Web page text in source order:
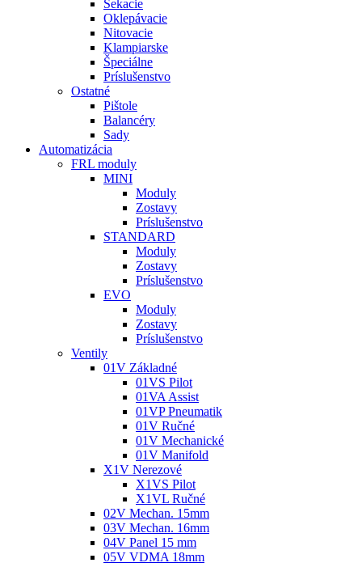
Sekacie
Oklepávacie
Nitovacie
Klampiarske
Špeciálne
Príslušenstvo
Ostatné
Pištole
Balancéry
Sady
Automatizácia
FRL moduly
MINI
Moduly
Zostavy
Príslušenstvo
STANDARD
Moduly
Zostavy
Príslušenstvo
EVO
Moduly
Zostavy
Príslušenstvo
Ventily
01V Základné
01VS Pilot
01VA Assist
01VP Pneumatik
01V Ručné
01V Mechanické
01V Manifold
X1V Nerezové
X1VS Pilot
X1VL Ručné
02V Mechan. 15mm
03V Mechan. 16mm
04V Panel 15 mm
05V VDMA 18mm